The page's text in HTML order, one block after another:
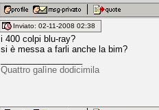
Inviato: 02-11-2008 02:38
i 400 colpi blu-ray?
si è messa a farli anche la bim?
Quattro galìne dodicimila